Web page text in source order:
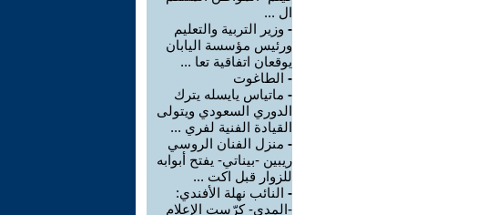
ال ...
- وزير التربية والتعليم
ورئيس مؤسسة اليابان
يوقعان اتفاقية تعا ...
- الطاغوت
- ماتياس يايسله يترك
الدوري السعودي ويتولى
القيادة الفنية لفري ...
- منزل الفنان الروسي
ريبين -بيناتي- يفتح أبوابه
للزوار قبل اكت ...
- النائب نهلة الأفندي:
-المدى- كرّست الإعلام